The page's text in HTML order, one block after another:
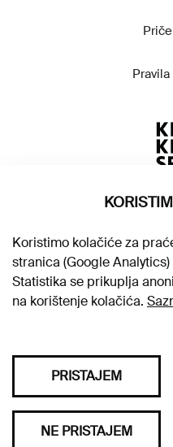
Koristimo kolačiće za
stranica (Google
Statistika se prikuplja
na korištenje kolačića.
PRISTAJEM
NE PRISTAJEM